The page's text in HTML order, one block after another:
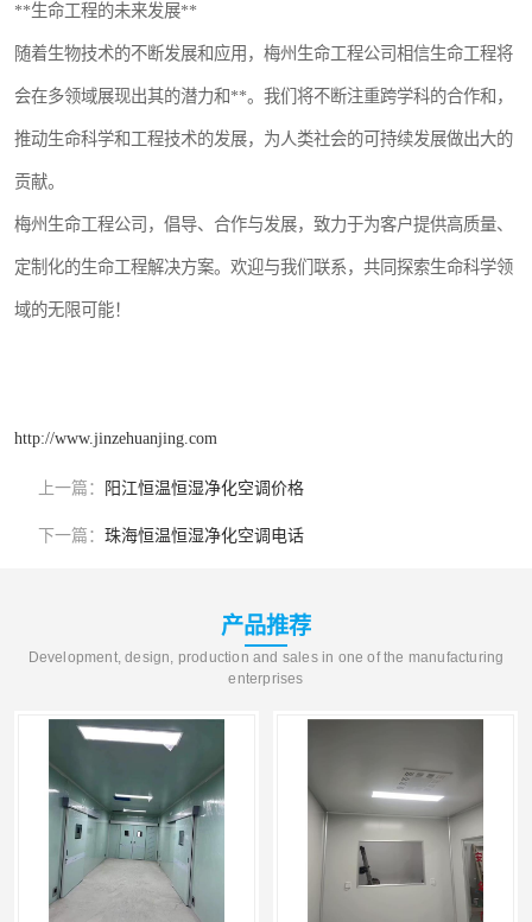
**生命工程的未来发展**
随着生物技术的不断发展和应用，梅州生命工程公司相信生命工程将
会在多领域展现出其的潜力和**。我们将不断注重跨学科的合作和，
推动生命科学和工程技术的发展，为人类社会的可持续发展做出大的
贡献。
梅州生命工程公司，倡导、合作与发展，致力于为客户提供高质量、
定制化的生命工程解决方案。欢迎与我们联系，共同探索生命科学领
域的无限可能！
http://www.jinzehuanjing.com
上一篇： 阳江恒温恒湿净化空调价格
下一篇： 珠海恒温恒湿净化空调电话
产品推荐
Development, design, production and sales in one of the manufacturing
enterprises